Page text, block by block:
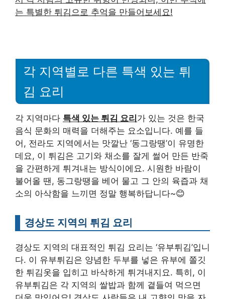
는 특별한 튀김으로 추억을 만들어보세요!
각 지역별로 다른 특색 있는 튀
김 요리
각 지역마다 특색 있는 튀김 요리 가 있는 것은 한국
음식 문화의 매력을 더해주는 요소입니다. 예를 들
어, 전라도 지역에서는 맛깔난 ‘동그랑땡’이 유명한
데요, 이 튀김은 고기와 채소를 잘게 썰어 만든 반죽
을 간편하게 튀겨내는 방식이에요. 시원한 바람이
불어올 땐, 동그랑땡을 베어 물고 그 안의 육즙과 채
소의 아삭함을 느끼면 정말 행복하답니다~😊
경상도 지역의 튀김 요리
경상도 지역의 대표적인 튀김 요리는 ‘유부튀김’입니
다. 이 유부튀김은 양념한 두부를 넣은 유부에 쫄깃
한 튀김옷을 입히고 바삭하게 튀겨내지요. 특히, 이
유부튀김은 각 지역의 쌀밥과 함께 곁들여 먹으면